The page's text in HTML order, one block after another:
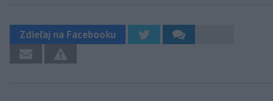
Zdieľaj na Facebooku